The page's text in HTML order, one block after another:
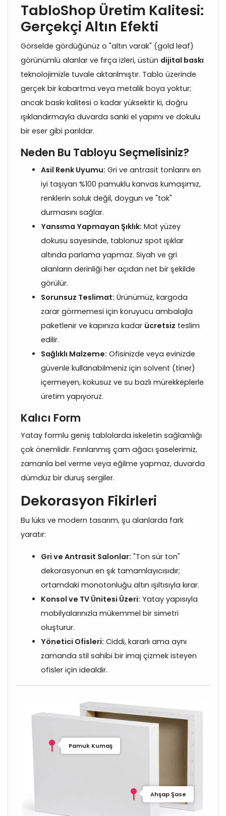
TabloShop Üretim Kalitesi:
Gerçekçi Altın Efekti
Görselde gördüğünüz o "altın varak" (gold leaf)
görünümlü alanlar ve fırça izleri, üstün dijital baskı
teknolojimizle tuvale aktarılmıştır. Tablo üzerinde
gerçek bir kabartma veya metalik boya yoktur;
ancak baskı kalitesi o kadar yüksektir ki, doğru
ışıklandırmayla duvarda sanki el yapımı ve dokulu
bir eser gibi parıldar.
Neden Bu Tabloyu Seçmelisiniz?
Asil Renk Uyumu: Gri ve antrasit tonlarını en
iyi taşıyan %100 pamuklu kanvas kumaşımız,
renklerin soluk değil, doygun ve "tok"
durmasını sağlar.
Yansıma Yapmayan Şıklık: Mat yüzey
dokusu sayesinde, tablonuz spot ışıklar
altında parlama yapmaz. Siyah ve gri
alanların derinliği her açıdan net bir şekilde
görülür.
Sorunsuz Teslimat: Ürünümüz, kargoda
zarar görmemesi için koruyucu ambalajla
paketlenir ve kapınıza kadar ücretsiz teslim
edilir.
Sağlıklı Malzeme: Ofisinizde veya evinizde
güvenle kullanabilmeniz için solvent (tiner)
içermeyen, kokusuz ve su bazlı mürekkeplerle
üretim yapıyoruz.
Kalıcı Form
Yatay formlu geniş tablolarda iskeletin sağlamlığı
çok önemlidir. Fırınlanmış çam ağacı şaselerimiz,
zamanla bel verme veya eğilme yapmaz, duvarda
dümdüz bir duruş sergiler.
Dekorasyon Fikirleri
Bu lüks ve modern tasarım, şu alanlarda fark
yaratır:
Gri ve Antrasit Salonlar: "Ton sür ton"
dekorasyonun en şık tamamlayıcısıdır;
ortamdaki monotonluğu altın ışıltısıyla kırar.
Konsol ve TV Ünitesi Üzeri: Yatay yapısıyla
mobilyalarınızla mükemmel bir simetri
oluşturur.
Yönetici Ofisleri: Ciddi, kararlı ama aynı
zamanda stil sahibi bir imaj çizmek isteyen
ofisler için idealdir.
Pamuk Kumaş
Ahşap Şase